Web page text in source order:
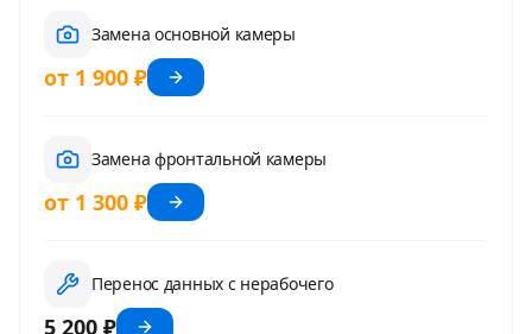
Замена основной камеры
от 1 900 ₽
Замена фронтальной камеры
от 1 300 ₽
Перенос данных с нерабочего
5 200 ₽